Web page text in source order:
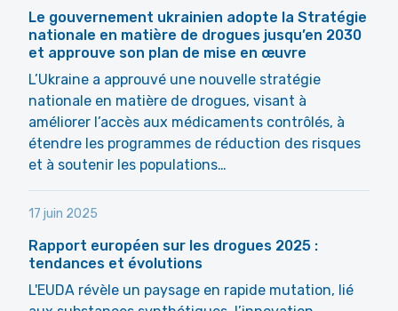
Le gouvernement ukrainien adopte la Stratégie
nationale en matière de drogues jusqu’en 2030
et approuve son plan de mise en œuvre
L’Ukraine a approuvé une nouvelle stratégie
nationale en matière de drogues, visant à
améliorer l’accès aux médicaments contrôlés, à
étendre les programmes de réduction des risques
et à soutenir les populations…
17 juin 2025
Rapport européen sur les drogues 2025 :
tendances et évolutions
L'EUDA révèle un paysage en rapide mutation, lié